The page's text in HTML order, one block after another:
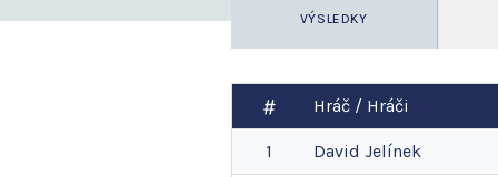
VÝSLEDKY
Hráč / Hráči
1 David Jelínek